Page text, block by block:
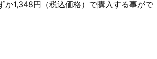
か1,348円（税込価格）で購入する事がで